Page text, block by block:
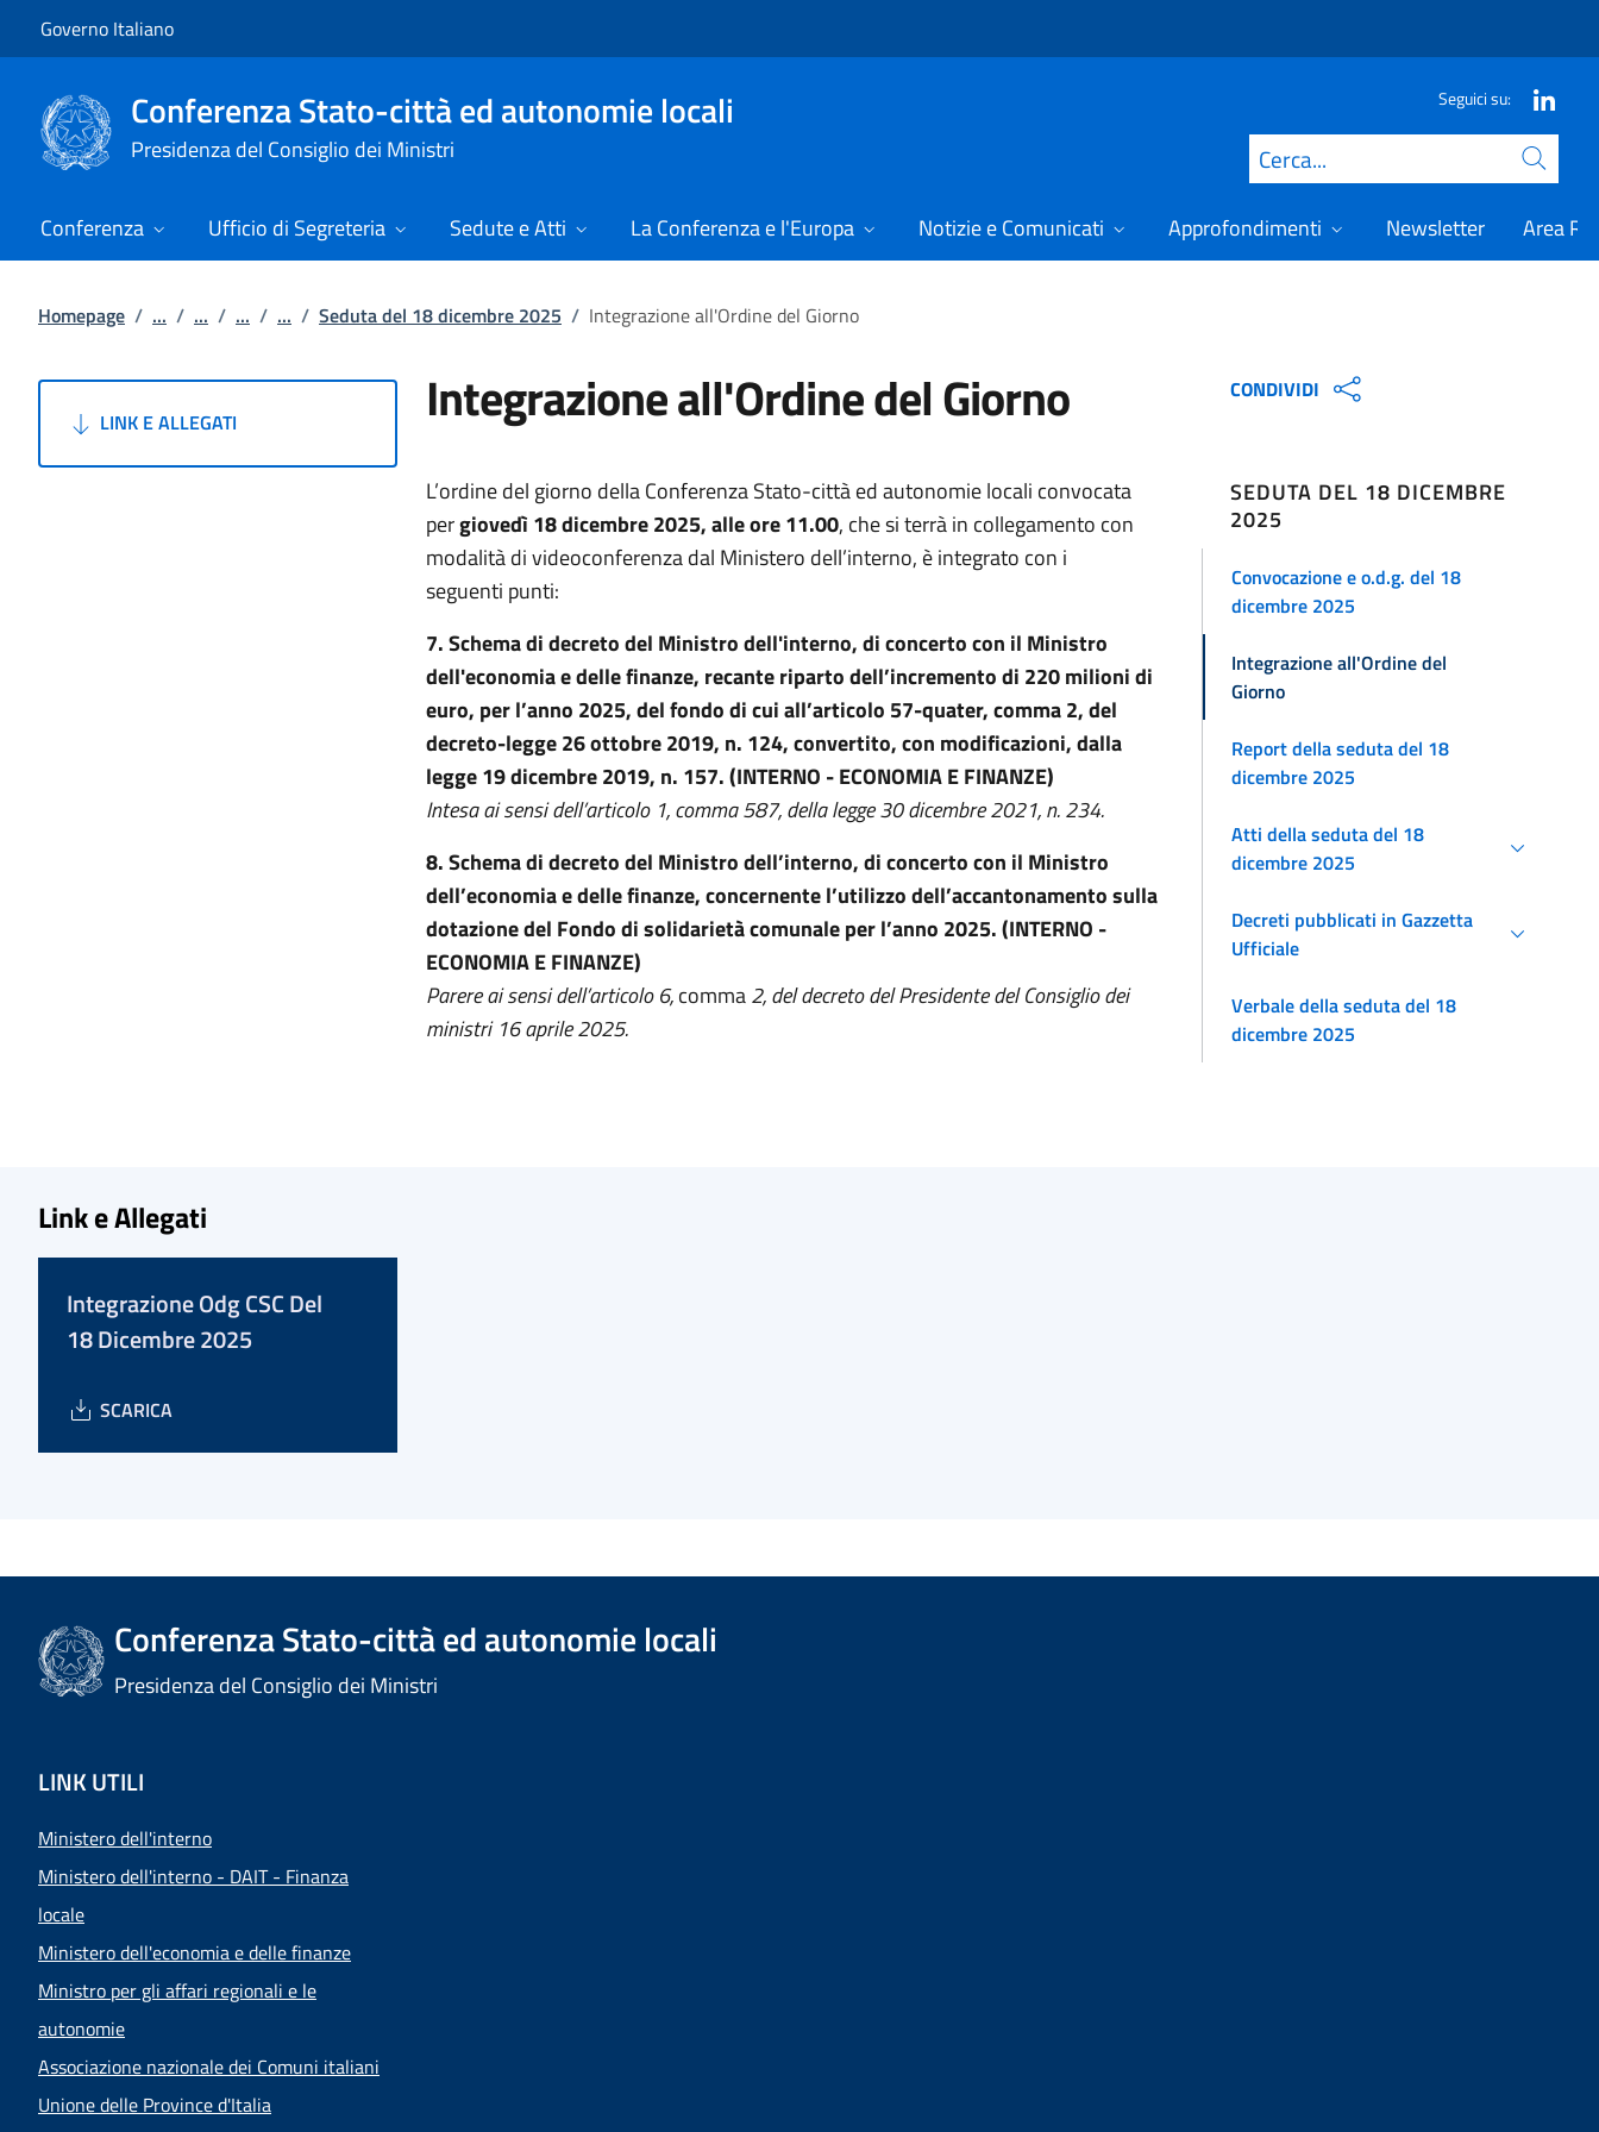
Governo Italiano
Conferenza Stato-città ed autonomie locali
Presidenza del Consiglio dei Ministri
Seguici su:
Cerca
Conferenza Ufficio di Segreteria Sedute e Atti La Conferenza e l'Europa Notizie e Comunicati Approfondimenti Newsletter Area
Homepage / ... / ... / ... / ... / Seduta del 18 dicembre 2025 / Integrazione all'Ordine del Giorno
LINK E ALLEGATI Integrazione all'Ordine del Giorno
L’ordine del giorno della Conferenza Stato-città ed autonomie locali convocata
pergiovedì 18 dicembre 2025,alle ore 11.00, che si terrà in collegamento con
modalità di videoconferenza dal Ministero dell’interno, è integrato con i
seguenti punti:
7. Schema di decreto del Ministro dell'interno, di concerto con il Ministro
dell'economia e delle finanze, recante riparto dell’incremento di 220 milioni di
euro, per l’anno 2025, del fondo di cui all’articolo 57-quater, comma 2, del
decreto-legge 26 ottobre 2019, n. 124, convertito, con modificazioni, dalla
legge 19 dicembre 2019, n. 157.(INTERNO -ECONOMIA E FINANZE)
Intesa ai sensi dell’articolo 1, comma 587, della legge 30 dicembre 2021, n. 234.
8. Schema di decreto del Ministro dell’interno, di concerto con il Ministro
dell’economia e delle finanze, concernente l’utilizzo dell’accantonamento sulla
dotazione del Fondo di solidarietà comunale per l’anno 2025.(INTERNO -
ECONOMIA E FINANZE)
Parere ai sensi dell’articolo 6,comma2, del decreto del Presidente del Consiglio dei
ministri 16 aprile 2025.
CONDIVIDI
SEDUTA DEL 18 DICEMBRE
2025
Convocazione e o.d.g. del 18
dicembre 2025
Integrazione all'Ordine del
Giorno
Report della seduta del 18
dicembre 2025
Atti della seduta del 18
dicembre 2025
Decreti pubblicati in Gazzetta
Ufficiale
Verbale della seduta del 18
dicembre 2025
Link e Allegati
Integrazione Odg CSC Del
18 Dicembre 2025
SCARICA
Conferenza Stato-città ed autonomie locali
Presidenza del Consiglio dei Ministri
LINK UTILI
Ministero dell'interno
Ministero dell'interno - DAIT - Finanza
locale
Ministero dell'economia e delle finanze
Ministro per gli affari regionali e le
autonomie
Associazione nazionale dei Comuni italiani
Unione delle Province d'Italia